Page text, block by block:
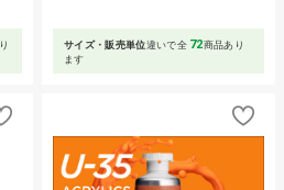
サイズ・販売単位違いで全 72商品あり
ます